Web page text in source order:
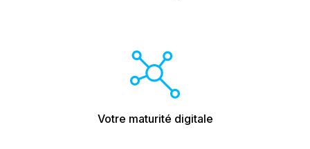
Votre maturité digitale